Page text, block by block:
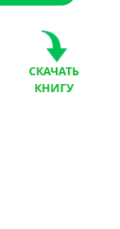
СКАЧАТЬ
КНИГУ